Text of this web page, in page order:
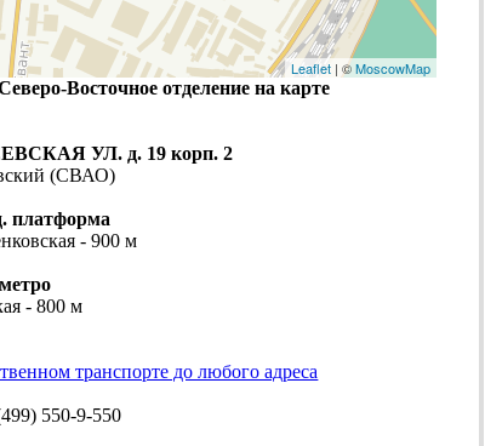
Leaflet | ©MoscowMap
Восточное отделение на карте
УЛ. д. 19 корп. 2
(СВАО)
платформа
- 900 м
- 800 м
транспорте до любого адреса
550-9-550